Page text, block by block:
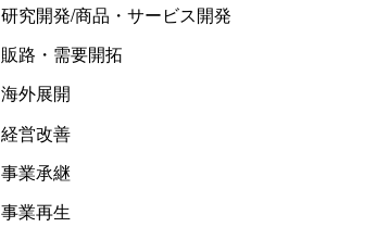
研究開発/商品・サービス開発
販路・需要開拓
海外展開
経営改善
事業承継
事業再生